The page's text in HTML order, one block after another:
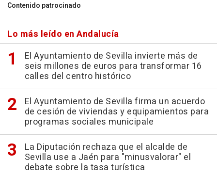
Contenido patrocinado
Lo más leído en Andalucía
El Ayuntamiento de Sevilla invierte más de
seis millones de euros para transformar 16
calles del centro histórico
El Ayuntamiento de Sevilla firma un acuerdo
de cesión de viviendas y equipamientos para
programas sociales municipale
La Diputación rechaza que el alcalde de
Sevilla use a Jaén para "minusvalorar" el
debate sobre la tasa turística